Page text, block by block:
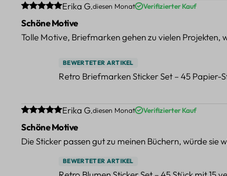
Durchschnittliche Bewertung von 5 von 5 Sternen
Erika G.diesen Monat Verifizierter Kauf
Schöne Motive
Tolle Motive, Briefmarken gehen zu vielen Projekten,
BEWERTETER ARTIKEL
Retro Briefmarken Sticker Set – 45
Durchschnittliche Bewertung von 5 von 5 Sternen
Erika G.diesen Monat Verifizierter Kauf
Schöne Motive
Die Sticker passen gut zu meinen Büchern, würde sie
BEWERTETER ARTIKEL